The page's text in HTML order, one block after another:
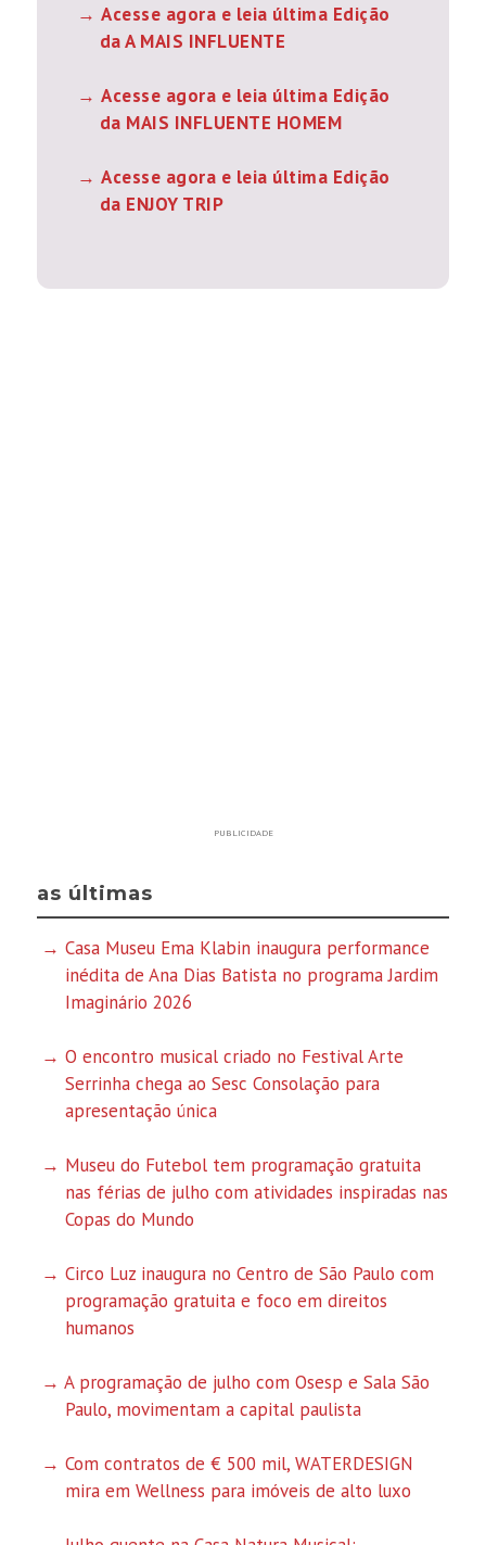
Acesse agora e leia última Edição
da A MAIS INFLUENTE
Acesse agora e leia última Edição
da MAIS INFLUENTE HOMEM
Acesse agora e leia última Edição
da ENJOY TRIP
PUBLICIDADE
as últimas
Casa Museu Ema Klabin inaugura performance
inédita de Ana Dias Batista no programa Jardim
Imaginário 2026
O encontro musical criado no Festival Arte
Serrinha chega ao Sesc Consolação para
apresentação única
Museu do Futebol tem programação gratuita
nas férias de julho com atividades inspiradas nas
Copas do Mundo
Circo Luz inaugura no Centro de São Paulo com
programação gratuita e foco em direitos
humanos
A programação de julho com Osesp e Sala São
Paulo, movimentam a capital paulista
Com contratos de € 500 mil, WATERDESIGN
mira em Wellness para imóveis de alto luxo